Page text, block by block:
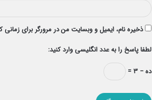
ذخیره نام، ایمیل و وبسایت من در مرورگر برای
لطفا پاسخ را به عدد انگلیسی وارد کنید:
ده − ۳ =